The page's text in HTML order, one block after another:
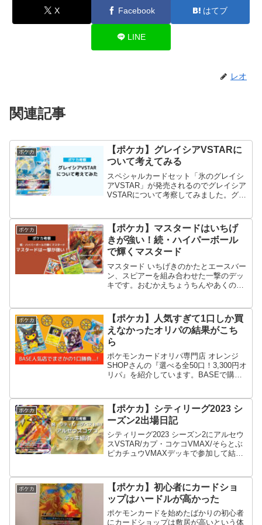
X Facebook はてブ
LINE
レオ
関連記事
ポケカ
【ポケカ】グレイシアVSTARに
ついて考えてみる
スペシャルカードセット「氷のグレイシ
アVSTAR」が発売されるのでグレイシア
VSTARについて考察してみました。グレ
ポケカ
【ポケカ】マスタードはいちげ
きが強い！続・ハイパーボール
で輝くマスタード
マスタード いちげきのかたとエースバー
ン、スピアーを組み合わせた一撃のデッ
キです。おむかえちょうちんやあくの塔
できます。
ポケカ
【ポケカ】人気すぎて1口しか買
えなかったオリパの結果がこち
ら
ポケモンカードオリパ専門店 オレンジ
SHOPさんの『選べる全50口！3,300円オ
リパ』を紹介しています。BASEで購入
「ルザミーネSR」等当たりが豪華なオリ
パでした。
ポケカ
【ポケカ】シティリーグ2023 シ
ーズン2出場日記
シティリーグ2023 シーズン2にアルセウ
スVSTAR/カプ・コケコVMAX/そらとぶ
ピカチュウVMAXデッキで参加して結果
グ、練習方法を紹介します。
ポケカ
【ポケカ】初心者にカードショ
ップはハードルが高かった
ポケモンカードを始めたばかりの初心者
にカードショップは敷居が高いという体